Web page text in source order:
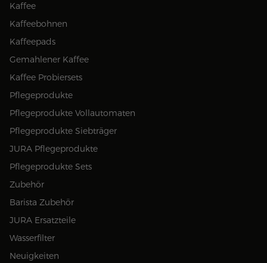
Kaffee
Kaffeebohnen
Kaffeepads
Gemahlener Kaffee
Kaffee Probiersets
Pflegeprodukte
Pflegeprodukte Vollautomaten
Pflegeprodukte Siebträger
JURA Pflegeprodukte
Pflegeprodukte Sets
Zubehör
Barista Zubehör
JURA Ersatzteile
Wasserfilter
Neuigkeiten